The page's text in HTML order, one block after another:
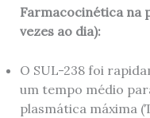
Farmacocinética na
vezes ao dia):
O SUL-238 foi
um tempo médio
plasmática máxima